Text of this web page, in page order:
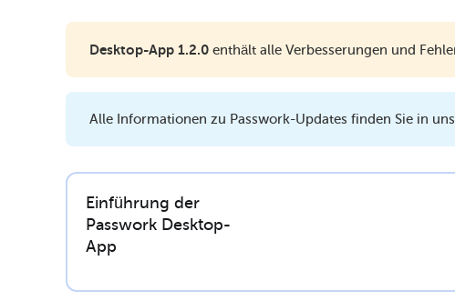
Desktop-App 1.2.0enthält alle Verbesserungen und
Alle Informationen zu Passwork-Updates finden Sie in
Einführung der
Passwork Desktop-
App